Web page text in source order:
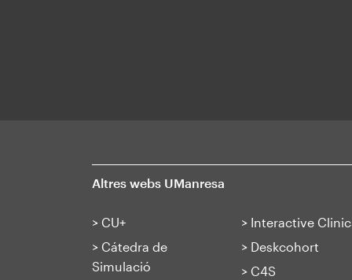
Altres webs UManresa
> CU+
> Cátedra de
Simulació
> Interactive
> Deskcohort
> C4S